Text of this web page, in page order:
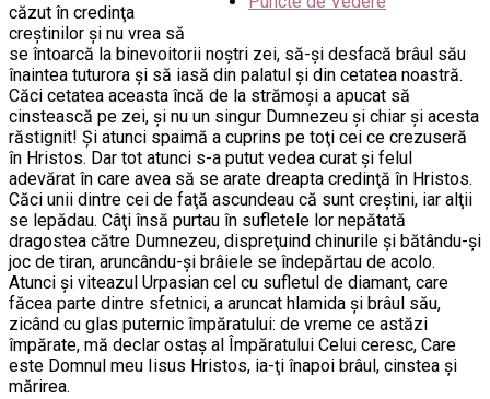
căzut în credinţa
creştinilor şi nu vrea să
se întoarcă la binevoitorii noştri zei, să-şi desfacă brâul său
înaintea tuturora şi să iasă din palatul şi din cetatea noastră.
Căci cetatea aceasta încă de la strămoşi a apucat să
cinstească pe zei, şi nu un singur Dumnezeu şi chiar şi acesta
răstignit! Şi atunci spaimă a cuprins pe toţi cei ce crezuseră
în Hristos. Dar tot atunci s-a putut vedea curat şi felul
adevărat în care avea să se arate dreapta credinţă în Hristos.
Căci unii dintre cei de faţă ascundeau că sunt creştini, iar alţii
se lepădau. Câţi însă purtau în sufletele lor nepătată
dragostea către Dumnezeu, dispreţuind chinurile şi bătându-şi
joc de tiran, aruncându-şi brâiele se îndepărtau de acolo.
Atunci şi viteazul Urpasian cel cu sufletul de diamant, care
făcea parte dintre sfetnici, a aruncat hlamida şi brâul său,
zicând cu glas puternic împăratului: de vreme ce astăzi
împărate, mă declar ostaş al Împăratului Celui ceresc, Care
este Domnul meu Iisus Hristos, ia-ţi înapoi brâul, cinstea şi
mărirea.